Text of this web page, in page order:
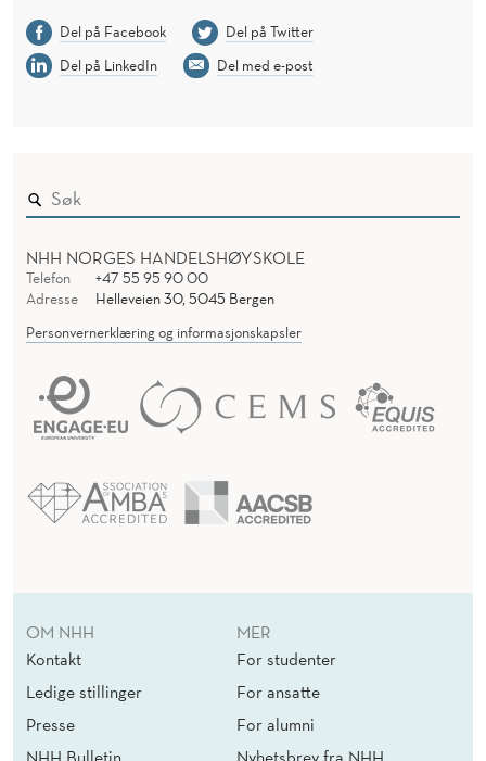
Del på Facebook
Del på Twitter
Del på LinkedIn
Del med e-post
NHH NORGES HANDELSHØYSKOLE
Telefon
+47 55 95 90 00
Adresse
Helleveien 30, 5045 Bergen
Personvernerklæring og informasjonskapsler
OM NHH
Kontakt
Ledige stillinger
Presse
MER
For studenter
For ansatte
For alumni